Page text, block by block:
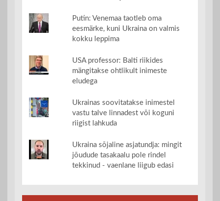
Putin: Venemaa taotleb oma
eesmärke, kuni Ukraina on valmis
kokku leppima
USA professor: Balti riikides
mängitakse ohtlikult inimeste
eludega
Ukrainas soovitatakse inimestel
vastu talve linnadest või koguni
riigist lahkuda
Ukraina sõjaline asjatundja: mingit
jõudude tasakaalu pole rindel
tekkinud - vaenlane liigub edasi